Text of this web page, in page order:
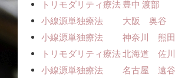
トリモダリティ療法 豊中 渡部
小線源単独療法 大阪 奥谷
小線源単独療法 神奈川 熊田
トリモダリティ療法 北海道 佐川
小線源単独療法 名古屋 遠谷